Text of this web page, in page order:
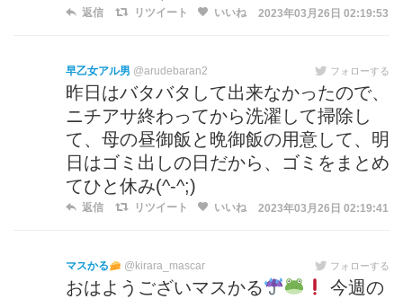
返信 リツイート いいね 2023年03月26日 02:19:53
早乙女アル男 @arudebaran2 フォローする
昨日はバタバタして出来なかったので、
ニチアサ終わってから洗濯して掃除し
て、母の昼御飯と晩御飯の用意して、明
日はゴミ出しの日だから、ゴミをまとめ
てひと休み(^-^;)
返信 リツイート いいね 2023年03月26日 02:19:41
マスかる @kirara_mascar フォローする
おはようございマスかる
今週の